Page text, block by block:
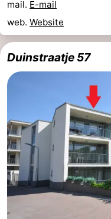
mail. E-mail
web. Website
Duinstraatje 57